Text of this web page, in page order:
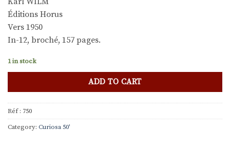
Éditions Horus
Vers 1950
In-12, broché, 157 pages.
1 in stock
ADD TO CART
Réf : 750
Category: Curiosa 50'